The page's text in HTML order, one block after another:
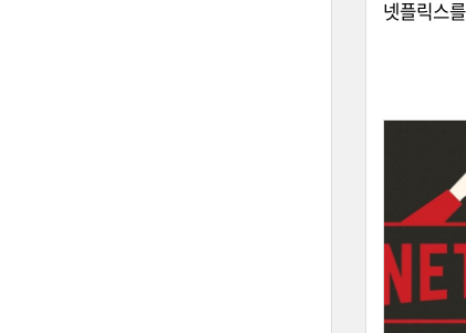
넷플릭스